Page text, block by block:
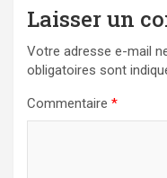
Laisser un
Votre adresse e-mail
obligatoires sont
Commentaire *